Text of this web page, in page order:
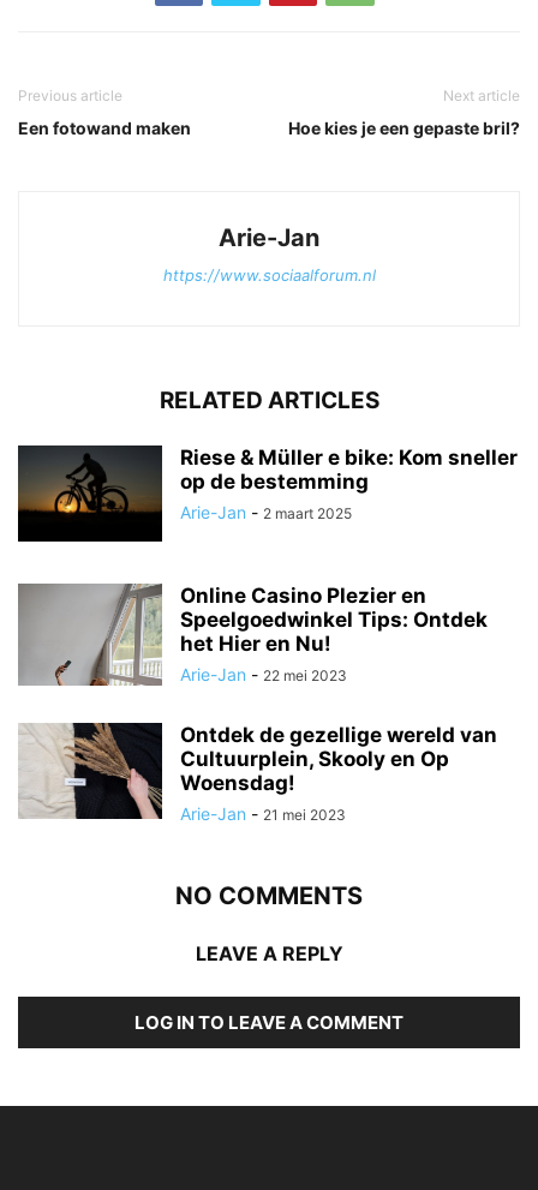
Previous article
Een fotowand maken
Next article
Hoe kies je een gepaste bril?
Arie-Jan
https://www.sociaalforum.nl
RELATED ARTICLES
Riese & Müller e bike: Kom sneller
op de bestemming
Arie-Jan - 2 maart 2025
Online Casino Plezier en
Speelgoedwinkel Tips: Ontdek
het Hier en Nu!
Arie-Jan - 22 mei 2023
Ontdek de gezellige wereld van
Cultuurplein, Skooly en Op
Woensdag!
Arie-Jan - 21 mei 2023
NO COMMENTS
LEAVE A REPLY
LOG IN TO LEAVE A COMMENT